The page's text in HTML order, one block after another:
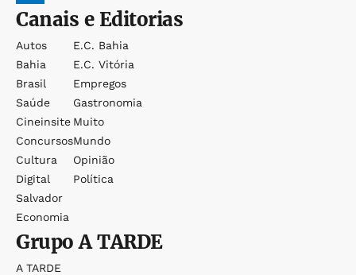
Canais e Editorias
Autos
Bahia
Brasil
Saúde
Cineinsite
Concursos
Cultura
Digital
Salvador
Economia
E.c. Bahia
E.c. Vitória
Empregos
Gastronomia
Muito
Mundo
Opinião
Política
GrupoA TARDE
A TARDE